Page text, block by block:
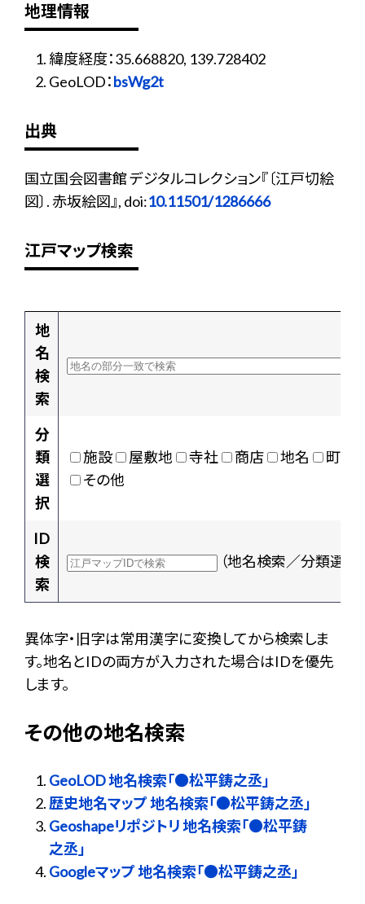
地理情報
緯度経度：35.668820, 139.728402
GeoLOD：bsWg2t
出典
国立国会図書館 デジタルコレクション『〔江戸切絵
図〕. 赤坂絵図』, doi:10.11501/1286666
江戸マップ検索
地
名
検
索
分
類
選
択
施設 屋敷地 寺社 商店 地名
町村
その他
ID
検
索
（地名検索／分類選択
異体字・旧字は常用漢字に変換してから検索しま
す。地名とIDの両方が入力された場合はIDを優先
します。
その他の地名検索
GeoLOD 地名検索「●松平鋳之丞」
歴史地名マップ 地名検索「●松平鋳之丞」
Geoshapeリポジトリ 地名検索「●松平鋳
之丞」
Googleマップ 地名検索「●松平鋳之丞」